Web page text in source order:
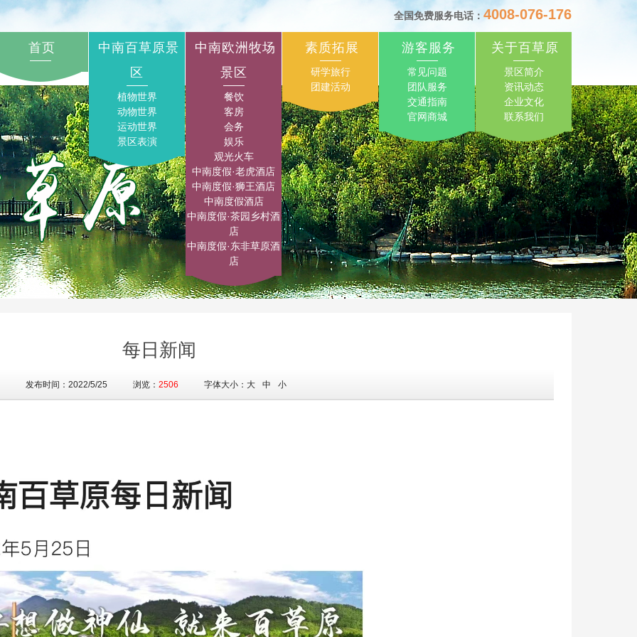
全国免费服务电话： 4008-076-176
首页
中南百草原景
区
植物世界
动物世界
运动世界
景区表演
中南欧洲牧场
景区
餐饮
客房
会务
娱乐
观光火车
中南度假·老虎酒店
中南度假·狮王酒店
中南度假酒店
中南度假·茶园乡村酒
店
中南度假·东非草原酒
店
素质拓展
研学旅行
团建活动
游客服务
常见问题
团队服务
交通指南
官网商城
关于百草原
景区简介
资讯动态
企业文化
联系我们
每日新闻
发布时间：2022/5/25 浏览： 2506 字体大小： 大 中 小